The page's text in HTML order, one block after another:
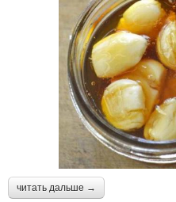
читать дальше →